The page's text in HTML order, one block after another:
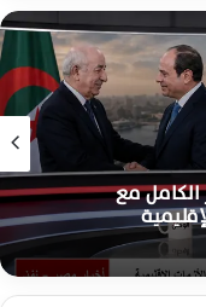
مصر الكامل
بشكل حاسم